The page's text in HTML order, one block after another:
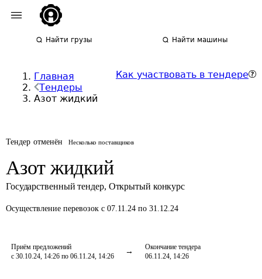
Найти грузы Найти машины
Главная
Тендеры
Азот жидкий
Как участвовать в тендере
Тендер отменён Несколько поставщиков
Азот жидкий
Государственный тендер, Открытый конкурс
Осуществление перевозок с 07.11.24 по 31.12.24
Приём предложений
с 30.10.24, 14:26 по 06.11.24, 14:26
Окончание тендера
06.11.24, 14:26